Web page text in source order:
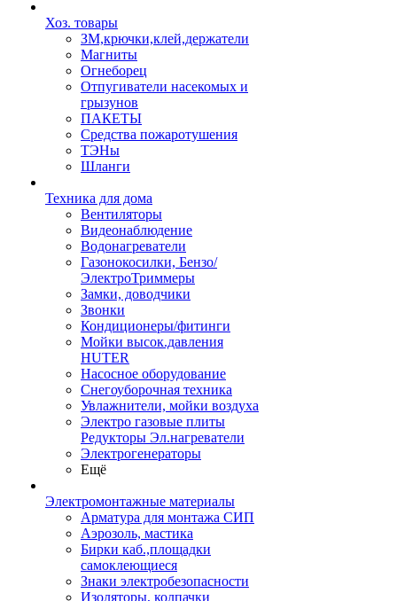
Хоз. товары
ЗМ,крючки,клей,держатели
Магниты
Огнеборец
Отпугиватели насекомых и
грызунов
ПАКЕТЫ
Средства пожаротушения
ТЭНы
Шланги
Техника для дома
Вентиляторы
Видеонаблюдение
Водонагреватели
Газонокосилки, Бензо/
ЭлектроТриммеры
Замки, доводчики
Звонки
Кондиционеры/фитинги
Мойки высок.давления
HUTER
Насосное оборудование
Снегоуборочная техника
Увлажнители, мойки воздуха
Электро газовые плиты
Редукторы Эл.нагреватели
Электрогенераторы
Ещё
Электромонтажные материалы
Арматура для монтажа СИП
Аэрозоль, мастика
Бирки каб.,площадки
самоклеющиеся
Знаки электробезопасности
Изоляторы, колпачки